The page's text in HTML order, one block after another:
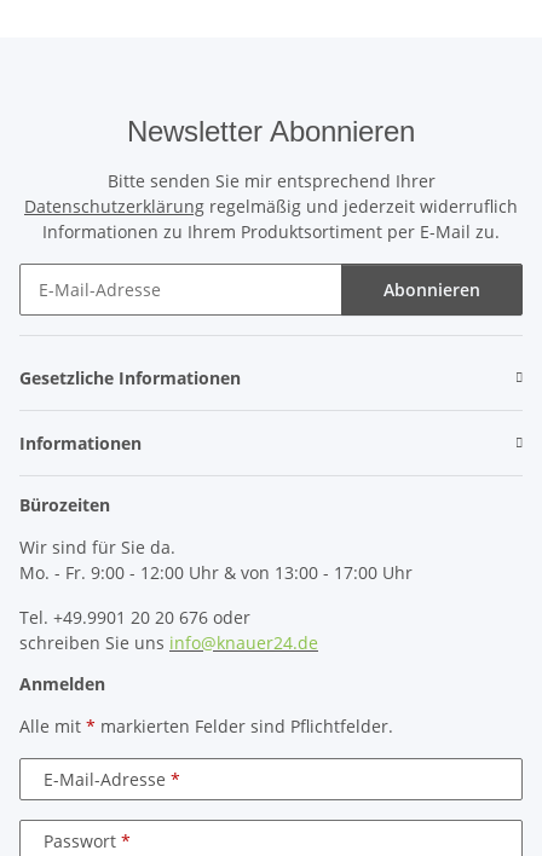
Newsletter Abonnieren
Bitte senden Sie mir entsprechend Ihrer
Datenschutzerklärung regelmäßig und jederzeit widerruflich
Informationen zu Ihrem Produktsortiment per E-Mail zu.
Abonnieren
Gesetzliche Informationen
Informationen
Bürozeiten
Wir sind für Sie da.
Mo. - Fr. 9:00 - 12:00 Uhr & von 13:00 - 17:00 Uhr
Tel. +49.9901 20 20 676 oder
schreiben Sie uns info@knauer24.de
Anmelden
Alle mit * markierten Felder sind Pflichtfelder.
E-Mail-Adresse
Passwort